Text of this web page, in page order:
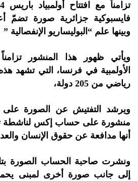
فايسبوكية جزائرية صورة تضمّ
وبينها علم “البوليساريو الإنفصالية ”
ويأتي ظهور هذا المنشور
رياضي من 205 دولة،
ويرشد التفتيش عن الصورة على
منشورة على حساب إكس لناشطة
أنها مدافعة عن حقوق الإنسان
إلى جانب صورة أخرى لمبنى